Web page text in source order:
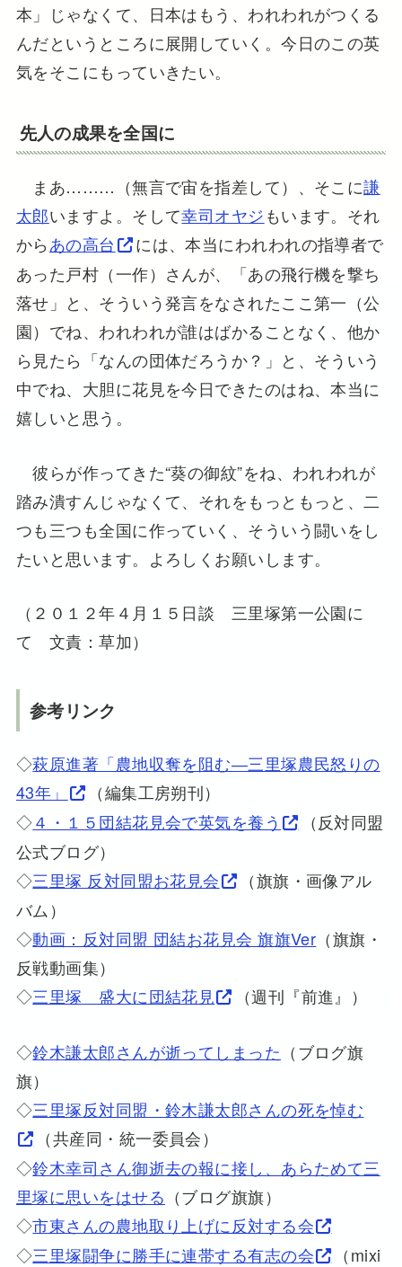
本」じゃなくて、日本はもう、われわれがつくる
んだというところに展開していく。今日のこの英
気をそこにもっていきたい。
先人の成果を全国に
まあ………（無言で宙を指差して）、そこに謙
太郎いますよ。そして幸司オヤジもいます。それ
からあの高台
には、本当にわれわれの指導者で
あった戸村（一作）さんが、「あの飛行機を撃ち
落せ」と、そういう発言をなされたここ第一（公
園）でね、われわれが誰はばかることなく、他か
ら見たら「なんの団体だろうか？」と、そういう
中でね、大胆に花見を今日できたのはね、本当に
嬉しいと思う。
彼らが作ってきた“葵の御紋”をね、われわれが
踏み潰すんじゃなくて、それをもっともっと、二
つも三つも全国に作っていく、そういう闘いをし
たいと思います。よろしくお願いします。
（２０１２年４月１５日談 三里塚第一公園に
て 文責：草加）
参考リンク
◇萩原進著「農地収奪を阻む―三里塚農民怒りの
43年」
（編集工房朔刊）
◇４・１５団結花見会で英気を養う
（反対同盟
公式ブログ）
◇三里塚 反対同盟お花見会
（旗旗・画像アル
バム）
◇動画：反対同盟 団結お花見会 旗旗Ver （旗旗・
反戦動画集）
◇三里塚 盛大に団結花見 （週刊『前進』）
◇鈴木謙太郎さんが逝ってしまった （ブログ旗
旗）
◇三里塚反対同盟・鈴木謙太郎さんの死を悼む
（共産同・統一委員会）
◇鈴木幸司さん御逝去の報に接し、あらためて三
里塚に思いをはせる （ブログ旗旗）
◇市東さんの農地取り上げに反対する会
◇三里塚闘争に勝手に連帯する有志の会
（mixi